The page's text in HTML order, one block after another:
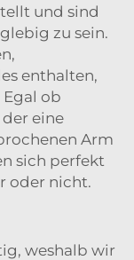
und sind
zu sein.
enthalten,
ob
eine
Arm
sich perfekt
oder nicht.
weshalb wir